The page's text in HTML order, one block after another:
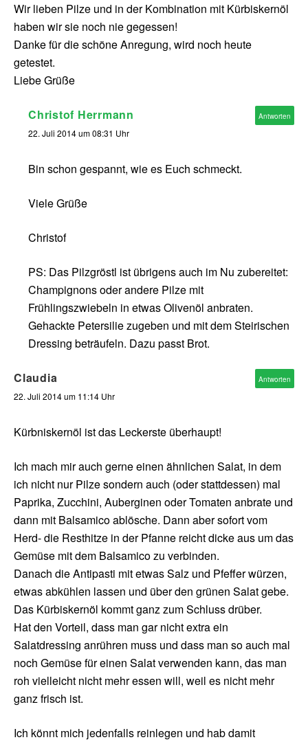
Wir lieben Pilze und in der Kombination mit Kürbiskernöl
haben wir sie noch nie gegessen!
Danke für die schöne Anregung, wird noch heute
getestet.
Liebe Grüße
Christof Herrmann
22. Juli 2014 um 08:31 Uhr
Bin schon gespannt, wie es Euch schmeckt.
Viele Grüße
Christof
PS: Das Pilzgröstl ist übrigens auch im Nu zubereitet:
Champignons oder andere Pilze mit
Frühlingszwiebeln in etwas Olivenöl anbraten.
Gehackte Petersilie zugeben und mit dem Steirischen
Dressing beträufeln. Dazu passt Brot.
Antworten
Claudia
22. Juli 2014 um 11:14 Uhr
Kürbniskernöl ist das Leckerste überhaupt!
Ich mach mir auch gerne einen ähnlichen Salat, in dem
ich nicht nur Pilze sondern auch (oder stattdessen) mal
Paprika, Zucchini, Auberginen oder Tomaten anbrate und
dann mit Balsamico ablösche. Dann aber sofort vom
Herd- die Resthitze in der Pfanne reicht dicke aus um das
Gemüse mit dem Balsamico zu verbinden.
Danach die Antipasti mit etwas Salz und Pfeffer würzen,
etwas abkühlen lassen und über den grünen Salat gebe.
Das Kürbiskernöl kommt ganz zum Schluss drüber.
Hat den Vorteil, dass man gar nicht extra ein
Salatdressing anrühren muss und dass man so auch mal
noch Gemüse für einen Salat verwenden kann, das man
roh vielleicht nicht mehr essen will, weil es nicht mehr
ganz frisch ist.
Ich könnt mich jedenfalls reinlegen und hab damit
Antworten